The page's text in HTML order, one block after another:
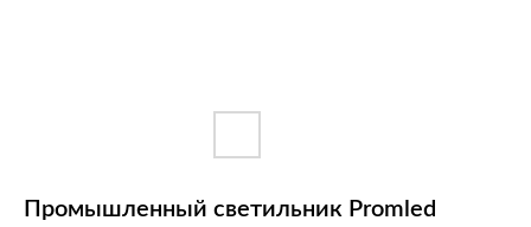
Промышленный светильник Promled